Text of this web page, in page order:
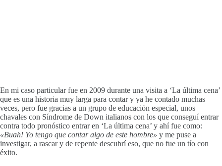
En mi caso particular fue en 2009 durante una visita a ‘La última cena’
que es una historia muy larga para contar y ya he contado muchas
veces, pero fue gracias a un grupo de educación especial, unos
chavales con Síndrome de Down italianos con los que conseguí entrar
contra todo pronóstico entrar en ‘La última cena’ y ahí fue como:
«Buah! Yo tengo que contar algo de este hombre» y me puse a
investigar, a rascar y de repente descubrí eso, que no fue un tío con
éxito.